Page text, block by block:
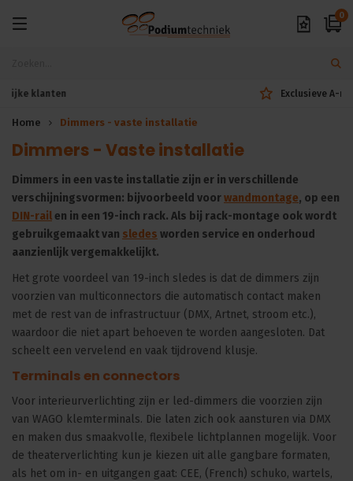
0
Home Dimmers - vaste installatie
Dimmers - Vaste installatie
Dimmers in een vaste installatie zijn er in verschillende
verschijningsvormen: bijvoorbeeld voorwandmontage, op een
DIN-rail en in een 19-inch rack. Als bij rack-montage ook wordt
gebruikgemaakt van sledes worden service en onderhoud
aanzienlijk vergemakkelijkt.
Het grote voordeel van 19-inch sledes is dat de dimmers zijn
voorzien van multiconnectors die automatisch contact maken
met de rest van de infrastructuur (DMX, Artnet, stroom etc.),
waardoor die niet apart behoeven te worden aangesloten. Dat
scheelt een vervelend en vaak tijdrovend klusje.
Terminals en connectors
Voor interieurverlichting zijn er led-dimmers die voorzien zijn
van WAGO klemterminals. Die laten zich ook aansturen via DMX
en maken dus smaakvolle, flexibele lichtplannen mogelijk. Voor
de theaterverlichting kun je kiezen uit alle gangbare formaten,
als het om in- en uitgangen gaat: CEE, (French) schuko, wartels,